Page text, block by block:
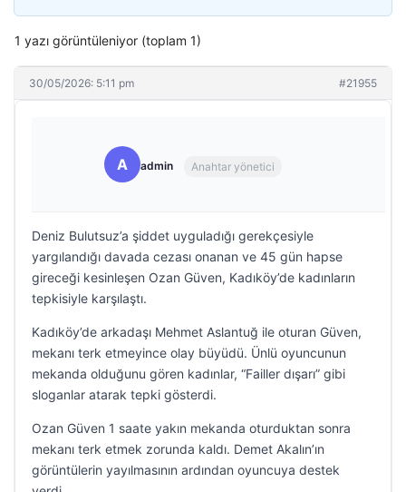
1 yazı görüntüleniyor (toplam 1)
30/05/2026: 5:11 pm #21955
A admin Anahtar yönetici
Deniz Bulutsuz’a şiddet uyguladığı gerekçesiyle
yargılandığı davada cezası onanan ve 45 gün hapse
gireceği kesinleşen Ozan Güven, Kadıköy’de kadınların
tepkisiyle karşılaştı.
Kadıköy’de arkadaşı Mehmet Aslantuğ ile oturan Güven,
mekanı terk etmeyince olay büyüdü. Ünlü oyuncunun
mekanda olduğunu gören kadınlar, “Failler dışarı” gibi
sloganlar atarak tepki gösterdi.
Ozan Güven 1 saate yakın mekanda oturduktan sonra
mekanı terk etmek zorunda kaldı. Demet Akalın’ın
görüntülerin yayılmasının ardından oyuncuya destek